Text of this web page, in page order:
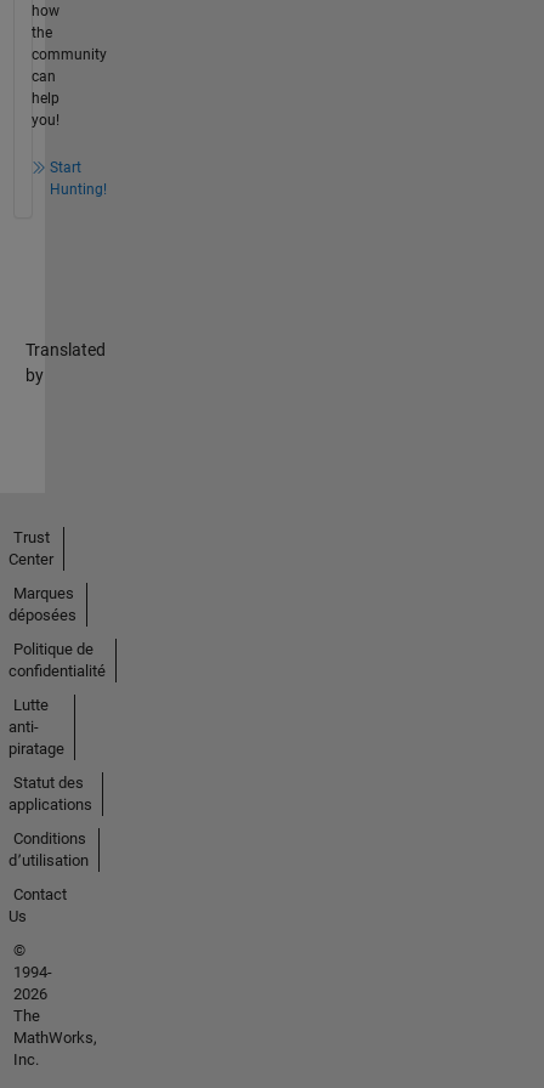
how
the
community
can
help
you!
Start
Hunting!
Translated
by
Trust
Center
Marques
déposées
Politique de
confidentialité
Lutte
anti-
piratage
Statut des
applications
Conditions
d՚utilisation
Contact
Us
©
1994-
2026
The
MathWorks,
Inc.